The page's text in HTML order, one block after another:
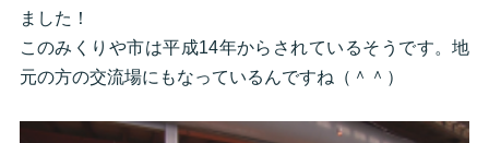
ました！
このみくりや市は平成14年からされているそうです。地
元の方の交流場にもなっているんですね（＾＾）